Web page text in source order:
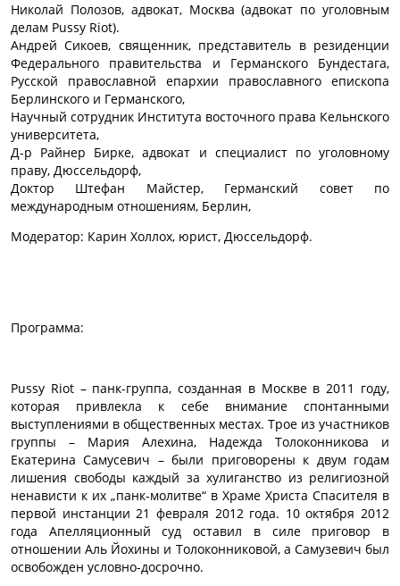
Николай Полозов, адвокат, Москва (адвокат по уголовным
делам Pussy Riot).
Андрей Сикоев, священник, представитель в резиденции
Федерального правительства и Германского Бундестага,
Русской православной епархии православного епископа
Берлинского и Германского,
Научный сотрудник Института восточного права Кельнского
университета,
Д-р Райнер Бирке, адвокат и специалист по уголовному
праву, Дюссельдорф,
Доктор Штефан Майстер, Германский совет по
международным отношениям, Берлин,
Модератор: Карин Холлох, юрист, Дюссельдорф.
Программа:
Pussy Riot – панк-группа, созданная в Москве в 2011 году,
которая привлекла к себе внимание спонтанными
выступлениями в общественных местах. Трое из участников
группы – Мария Алехина, Надежда Толоконникова и
Екатерина Самусевич – были приговорены к двум годам
лишения свободы каждый за хулиганство из религиозной
ненависти к их „панк-молитве“ в Храме Христа Спасителя в
первой инстанции 21 февраля 2012 года. 10 октября 2012
года Апелляционный суд оставил в силе приговор в
отношении Аль Йохины и Толоконниковой, а Самузевич был
освобожден условно-досрочно.